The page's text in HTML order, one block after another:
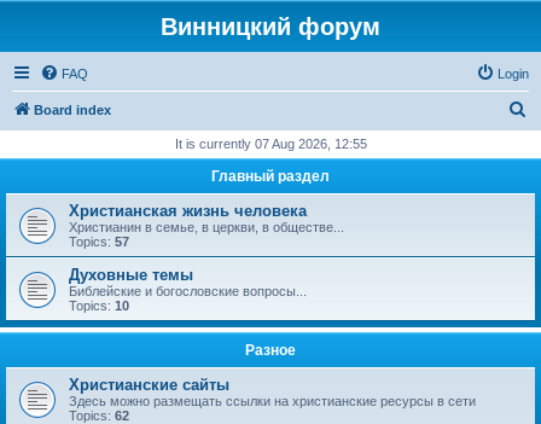
Винницкий форум
FAQ Login
Board index
r
h
It is currently 07 Aug 2026, 12:55
Главный раздел
Христианская жизнь человека
Христианин в семье, в церкви, в обществе...
Topics: 57
Духовные темы
Библейские и богословские вопросы...
Topics: 10
Разное
Христианские сайты
Здесь можно размещать ссылки на христианские ресурсы в сети
Topics: 62